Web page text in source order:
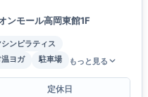
ンモール高岡東館1F
ンピラティス
ヨガ 駐車場 もっと見る
定休日